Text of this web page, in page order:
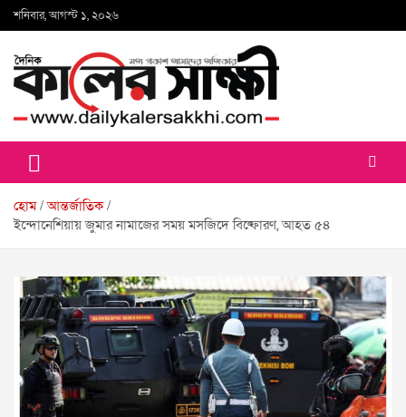
Skip
to
শনিবার, আগস্ট ১, ২০২৬
কালের সাক্ষী
হোম আন্তর্জাতিক
ইন্দোনেশিয়ায় জুমার নামাজের সময় মসজিদে বিষ্ফোরণ, আহত ৫৪